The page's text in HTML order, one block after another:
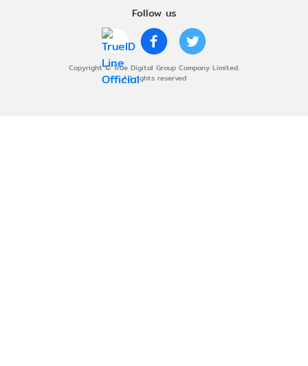
Follow us
Copyright © True Digital Group Company Limited.
All rights reserved